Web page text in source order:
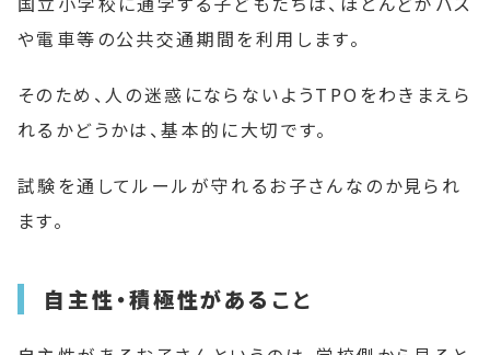
や電車等の公共交通期間を利用します。
そのため、人の迷惑にならないようTPOをわきまえら
れるかどうかは、基本的に大切です。
試験を通してルールが守れるお子さんなのか見られ
ます。
自主性・積極性がある こと